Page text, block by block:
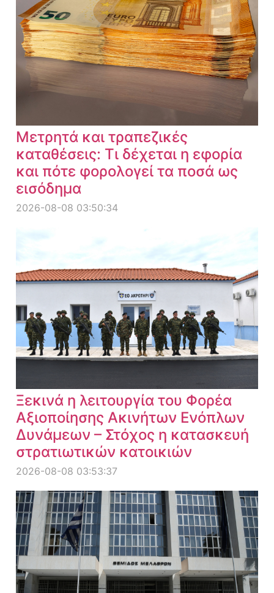
Μετρητά και τραπεζικές
καταθέσεις: Τι δέχεται η εφορία
και πότε φορολογεί τα ποσά ως
εισόδημα
2026-08-08 03:50:34
Ξεκινά η λειτουργία του Φορέα
Αξιοποίησης Ακινήτων Ενόπλων
Δυνάμεων – Στόχος η κατασκευή
στρατιωτικών κατοικιών
2026-08-08 03:53:37